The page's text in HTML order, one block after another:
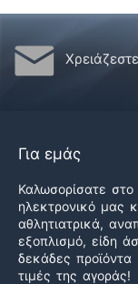
ήταν
χρήσιμο
δεν
Για εμάς
Καλωσορίσατε
ηλεκτρονικό μας
αθλητιατρικά,
εξοπλισμό, είδη
δεκάδες προϊόντα
τιμές της αγοράς!